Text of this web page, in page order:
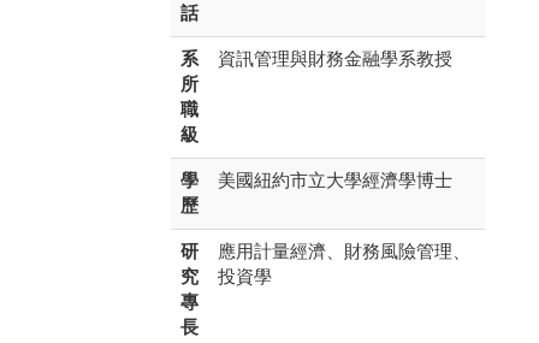
話
系
所
職
級
資訊管理與財務金融學系教授
學
歷
美國紐約市立大學經濟學博士
研
究
專
長
應用計量經濟、財務風險管理、
投資學